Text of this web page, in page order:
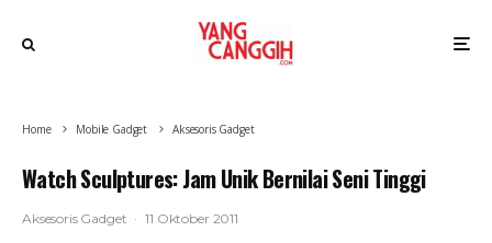
Home Mobile Gadget Aksesoris Gadget
Watch Sculptures: Jam Unik Bernilai Seni Tinggi
Aksesoris Gadget · 11 Oktober 2011